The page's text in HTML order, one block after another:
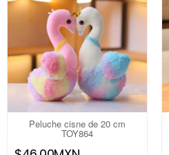
Peluche cisne de 20 cm
TOY864